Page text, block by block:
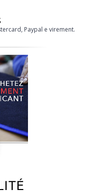
Paypal e virement.